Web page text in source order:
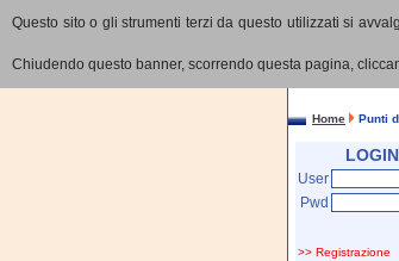
Questo sito o gli strumenti terzi da questo utilizzati si
Chiudendo questo banner, scorrendo questa pagina,
Home Punti
LOGIN
User
Pwd
>> Registrazione